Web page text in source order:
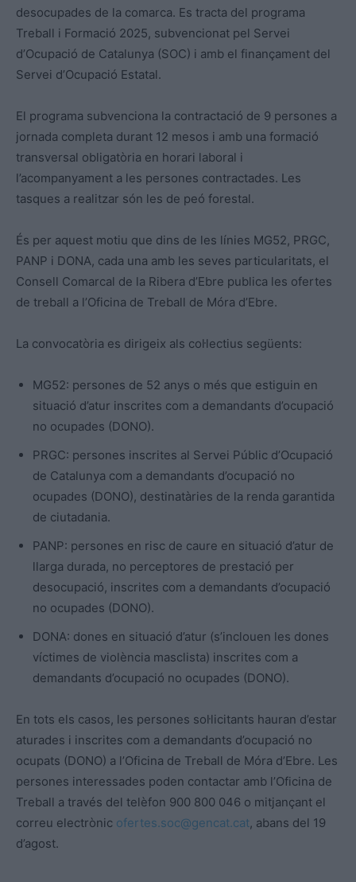
desocupades de la comarca. Es tracta del programa
Treball i Formació 2025, subvencionat pel Servei
d’Ocupació de Catalunya (SOC) i amb el finançament del
Servei d’Ocupació Estatal.
El programa subvenciona la contractació de 9 persones a
jornada completa durant 12 mesos i amb una formació
transversal obligatòria en horari laboral i
l’acompanyament a les persones contractades. Les
tasques a realitzar són les de peó forestal.
És per aquest motiu que dins de les línies MG52, PRGC,
PANP i DONA, cada una amb les seves particularitats, el
Consell Comarcal de la Ribera d’Ebre publica les ofertes
de treball a l’Oficina de Treball de Móra d’Ebre.
La convocatòria es dirigeix als col·lectius següents:
MG52: persones de 52 anys o més que estiguin en
situació d’atur inscrites com a demandants d’ocupació
no ocupades (DONO).
PRGC: persones inscrites al Servei Públic d’Ocupació
de Catalunya com a demandants d’ocupació no
ocupades (DONO), destinatàries de la renda garantida
de ciutadania.
PANP: persones en risc de caure en situació d’atur de
llarga durada, no perceptores de prestació per
desocupació, inscrites com a demandants d’ocupació
no ocupades (DONO).
DONA: dones en situació d’atur (s’inclouen les dones
víctimes de violència masclista) inscrites com a
demandants d’ocupació no ocupades (DONO).
En tots els casos, les persones sol·licitants hauran d’estar
aturades i inscrites com a demandants d’ocupació no
ocupats (DONO) a l’Oficina de Treball de Móra d’Ebre. Les
persones interessades poden contactar amb l’Oficina de
Treball a través del telèfon 900 800 046 o mitjançant el
correu electrònic ofertes.soc@gencat.cat, abans del 19
d’agost.